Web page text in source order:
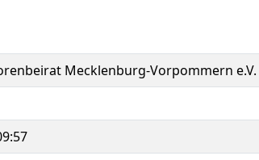
Mecklenburg-Vorpommern e.V.